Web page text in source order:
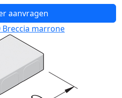
aanvragen
marrone